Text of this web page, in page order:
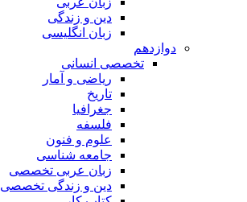
دین و زندگی
زبان انگلیسی
دوازدهم
تخصصی انسانی
ریاضی و آمار
تاریخ
جغرافیا
فلسفه
علوم و فنون
جامعه شناسی
زبان عربی تخصصی
دین و زندگی تخصصی